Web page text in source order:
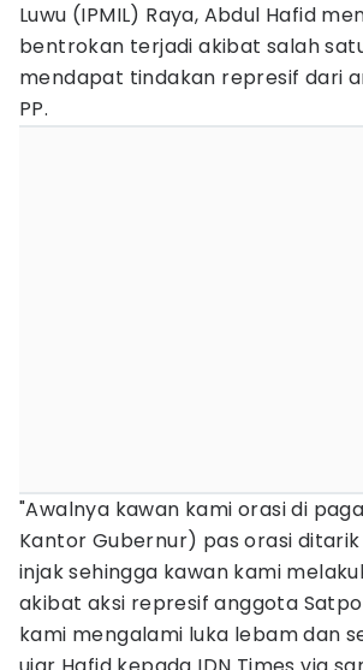
Luwu (IPMIL) Raya, Abdul Hafid
bentrokan terjadi akibat salah
mendapat tindakan represif dari
PP.
"Awalnya kawan kami orasi di
Kantor Gubernur) pas orasi
injak sehingga kawan kami
akibat aksi represif anggota
kami mengalami luka lebam dan